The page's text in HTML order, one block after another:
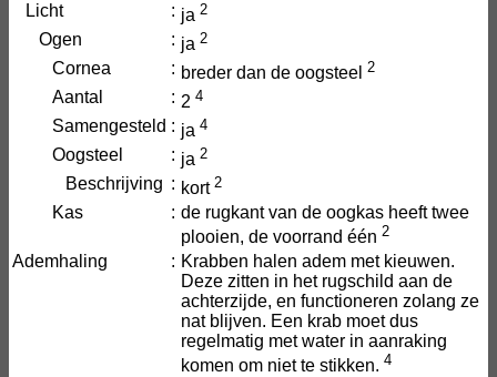
Licht : ja 2
Ogen : ja 2
Cornea : breder dan de oogsteel 2
Aantal : 2 4
Samengesteld : ja 4
Oogsteel : ja 2
Beschrijving : kort 2
Kas : de rugkant van de oogkas heeft twee
plooien, de voorrand één 2
Ademhaling : Krabben halen adem met kieuwen.
Deze zitten in het rugschild aan de
achterzijde, en functioneren zolang ze
nat blijven. Een krab moet dus
regelmatig met water in aanraking
komen om niet te stikken. 4